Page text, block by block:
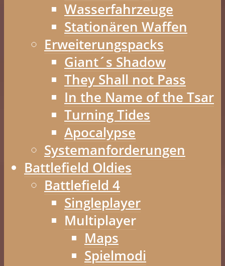
Wasserfahrzeuge
Stationären Waffen
Erweiterungspacks
Giant´s Shadow
They Shall not Pass
In the Name of the Tsar
Turning Tides
Apocalypse
Systemanforderungen
Battlefield Oldies
Battlefield 4
Singleplayer
Multiplayer
Maps
Spielmodi